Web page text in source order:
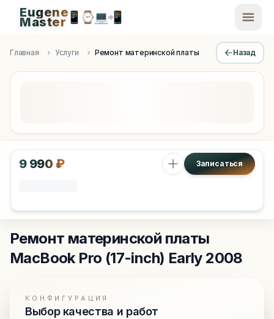
Apple Diagnostics & Engineering Authority in Saint
Eugene
Master📱 ⌚💻📲
Главная Услуги Ремонт материнской платы Назад
9 990 ₽ Записаться
Ремонт материнской платы
MacBook Pro (17-inch) Early 2008
КОНФИГУРАЦИЯ
Выбор качества и работ